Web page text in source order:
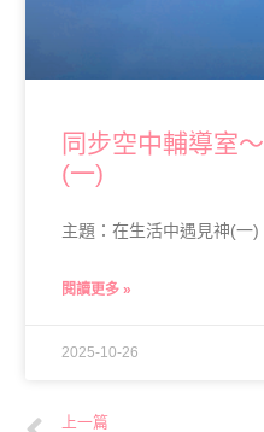
同步空中輔導室
(一)
主題：在生活中遇見神(一
閱讀更多 »
2025-10-26
上一篇